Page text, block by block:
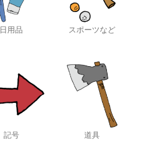
日用品 スポーツなど
記号 道具